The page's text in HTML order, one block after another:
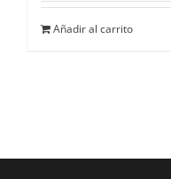
Añadir al carrito